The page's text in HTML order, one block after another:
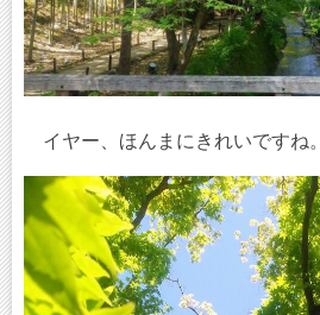
イヤー、ほんまにきれいですね。